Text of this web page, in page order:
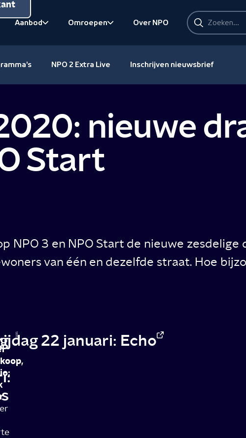
Aanbod
Omroepen
Over NPO
Zoeken
Zoeken
NPO 2 Extra Live Inschrijven nieuwsbrief
nieuwe
Start
NPO 3 en NPO Start de nieuwe
van één en dezelfde straat. Hoe
22 januari: Echo